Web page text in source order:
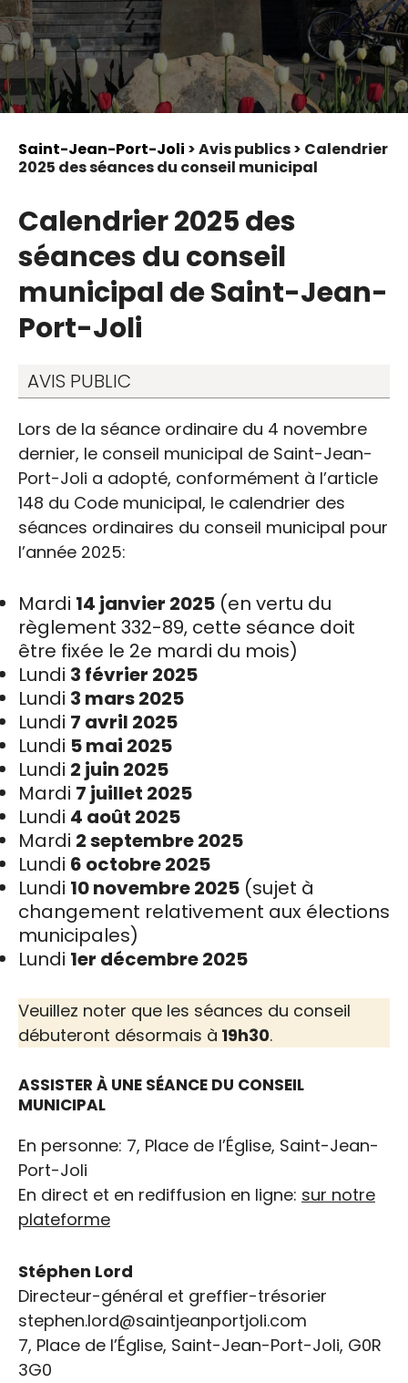
séances du conseil
municipal
Saint-Jean-Port-Joli > Avis publics > Calendrier
2025 des séances du conseil municipal
Calendrier 2025 des
séances du conseil
municipal de Saint-Jean-
Port-Joli
AVIS PUBLIC
Lors de la séance ordinaire du 4 novembre
dernier, le conseil municipal de Saint-Jean-
Port-Joli a adopté, conformément à l’article
148 du Code municipal, le calendrier des
séances ordinaires du conseil municipal pour
l’année 2025:
Mardi 14 janvier 2025 (en vertu du
règlement 332-89, cette séance doit
être fixée le 2e mardi du mois)
Lundi 3 février 2025
Lundi 3 mars 2025
Lundi 7 avril 2025
Lundi 5 mai 2025
Lundi 2 juin 2025
Mardi 7 juillet 2025
Lundi 4 août 2025
Mardi 2 septembre 2025
Lundi 6 octobre 2025
Lundi 10 novembre 2025 (sujet à
changement relativement aux élections
municipales)
Lundi 1er décembre 2025
Veuillez noter que les séances du conseil
débuteront désormais à 19h30.
ASSISTER À UNE SÉANCE DU CONSEIL
MUNICIPAL
En personne: 7, Place de l’Église, Saint-Jean-
Port-Joli
En direct et en rediffusion en ligne: sur notre
plateforme
Stéphen Lord
Directeur-général et greffier-trésorier
stephen.lord@saintjeanportjoli.com
7, Place de l’Église, Saint-Jean-Port-Joli, G0R
3G0